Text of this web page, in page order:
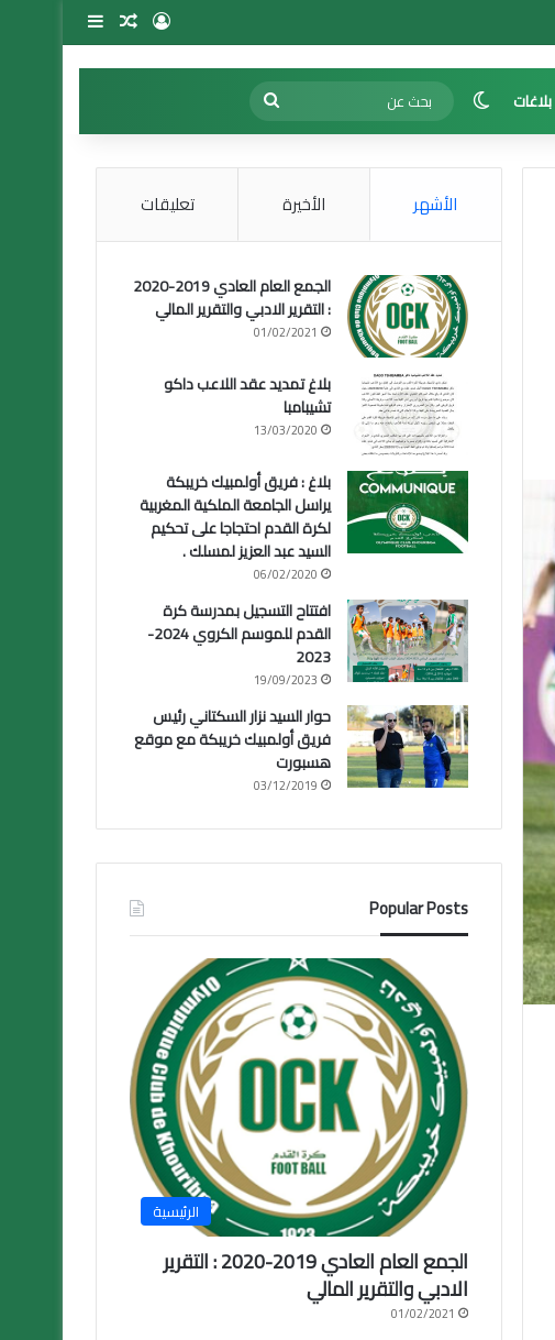
تسجيل الدخول
مقال عشوائي
إضافة
بلاغات الوضع المظلم
بحث
عن
الأشهر الأخيرة تعليقات
الجمع العام العادي 2019-2020
: التقرير الادبي والتقرير المالي
01/02/2021
بلاغ تمديد عقد اللاعب داكو
تشيبامبا
13/03/2020
بلاغ : فريق أولمبيك خريبكة
يراسل الجامعة الملكية المغربية
لكرة القدم احتجاجا على تحكيم
السيد عبد العزيز لمسلك .
06/02/2020
افتتاح التسجيل بمدرسة كرة
القدم للموسم الكروي 2024-
2023
19/09/2023
حوار السيد نزار السكتاني رئيس
فريق أولمبيك خريبكة مع موقع
هسبورت
03/12/2019
Popular Posts
الرئيسية
الجمع العام العادي 2019-2020 : التقرير
الادبي والتقرير المالي
01/02/2021